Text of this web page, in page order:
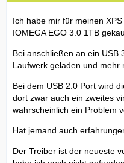
Ich habe mir für meinen
IOMEGA EGO 3.0 1TB
Bei anschließen an ein USB
Laufwerk geladen und mehr
Bei dem USB 2.0 Port wird
dort zwar auch ein zweites
wahrscheinlich ein Problem
Hat jemand auch
Der Treiber ist der neueste